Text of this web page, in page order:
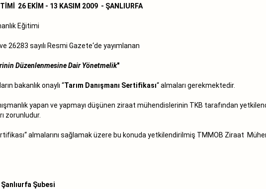
26 EKİM - 13 KASIM 2009 - ŞANLIURFA
Eğitimi
26283 sayılı Resmi Gazete‘de yayımlanan
Düzenlenmesine Dair Yönetmelik"
bakanlık onaylı ‘‘Tarım Danışmanı Sertifikası‘‘ almaları gerekmektedir.
yapan ve yapmayı düşünen ziraat mühendislerinin TKB tarafından
zorunludur.
almalarını sağlamak üzere bu konuda yetkilendirilmiş TMMOB Ziraat
Şubesi